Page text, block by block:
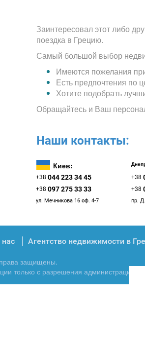
Заинтересовал этот либо
поездка в Грецию.
Самый большой выбор
Имеются пожелания
Есть предпочтения по
Хотите подобрать
Обращайтесь и Ваш
Наши контакты:
Киев:
+38 044 223 34 45 +38
+38 097 275 33 33 +38
ул. Мечникова 16 оф. 4-7 пр.
Агентство недвижимости в
защищены.
только с разрешения администрации.